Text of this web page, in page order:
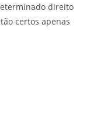
direito
certos apenas